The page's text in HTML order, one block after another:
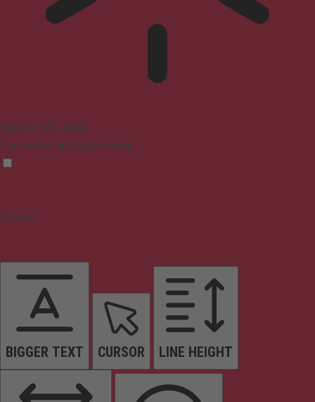
Epilepsy Safe Mode
Dims colors and stops blinking
Content
BIGGER TEXT CURSOR LINE HEIGHT